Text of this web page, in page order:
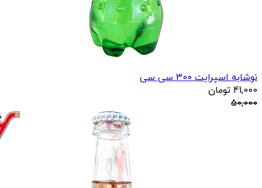
نوشابه اسپرایت 300 سی سی
41,000 تومان
50,000